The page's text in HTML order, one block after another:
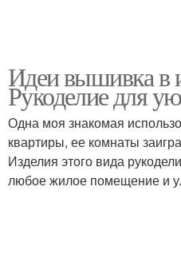
Идеи вышивка в
Рукоделие для
Одна моя знакомая
квартиры, ее комнаты
Изделия этого вида
любое жилое помещение и